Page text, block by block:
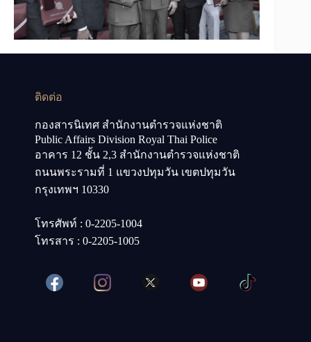
ติดต่อ
กองสารนิเทศ สำนักงานตำรวจแห่งชาติ
Public Affairs Division Royal Thai Police
อาคาร 12 ชั้น 2,3 สำนักงานตำรวจแห่งชาติ
ถนนพระรามที่ 1 แขวงปทุมวัน เขตปทุมวัน
กรุงเทพฯ 10330
โทรศัพท์ : 0-2205-1004
โทรสาร : 0-2205-1005